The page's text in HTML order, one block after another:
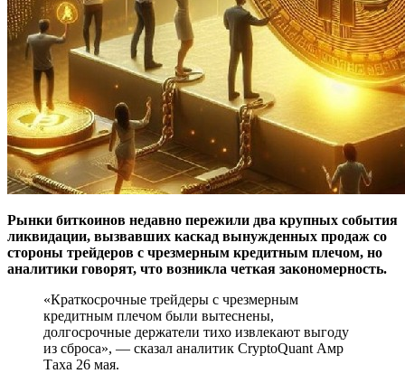
Рынки биткоинов недавно пережили два крупных события
ликвидации, вызвавших каскад вынужденных продаж со
стороны трейдеров с чрезмерным кредитным плечом, но
аналитики говорят, что возникла четкая закономерность.
«Краткосрочные трейдеры с чрезмерным
кредитным плечом были вытеснены,
долгосрочные держатели тихо извлекают выгоду
из сброса», — сказал аналитик CryptoQuant Амр
Таха 26 мая.